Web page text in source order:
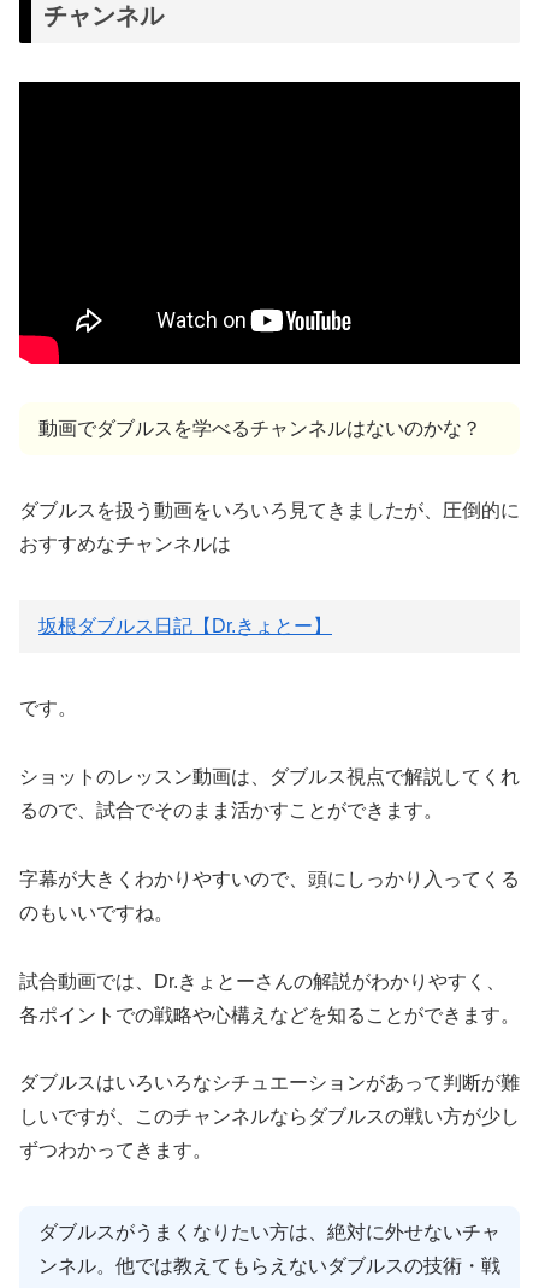
チャンネル
動画でダブルスを学べるチャンネルはないのかな？
ダブルスを扱う動画をいろいろ見てきましたが、圧倒的に
おすすめなチャンネルは
坂根ダブルス日記【Dr.きょとー】
です。
ショットのレッスン動画は、ダブルス視点で解説してくれ
るので、試合でそのまま活かすことができます。
字幕が大きくわかりやすいので、頭にしっかり入ってくる
のもいいですね。
試合動画では、Dr.きょとーさんの解説がわかりやすく、
各ポイントでの戦略や心構えなどを知ることができます。
ダブルスはいろいろなシチュエーションがあって判断が難
しいですが、このチャンネルならダブルスの戦い方が少し
ずつわかってきます。
ダブルスがうまくなりたい方は、絶対に外せないチャ
ンネル。他では教えてもらえないダブルスの技術・戦